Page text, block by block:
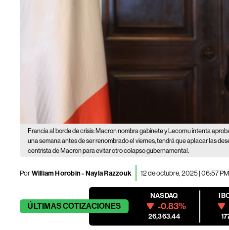
Francia al borde de crisis: Macron nombra gabinete y Lecornu intenta
una semana antes de ser renombrado el viernes, tendrá que aplacar las
centrista de Macron para evitar otro colapso gubernamental.
PorWilliam Horobin - Nayla Razzouk 12 de octubre, 2025 | 06:57 PM
ÚLTIMASCOTIZACIONES
NASDAQ
-0.83%
26,363.44